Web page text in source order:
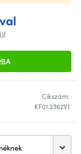
Cikszám:
KF01.2362V1